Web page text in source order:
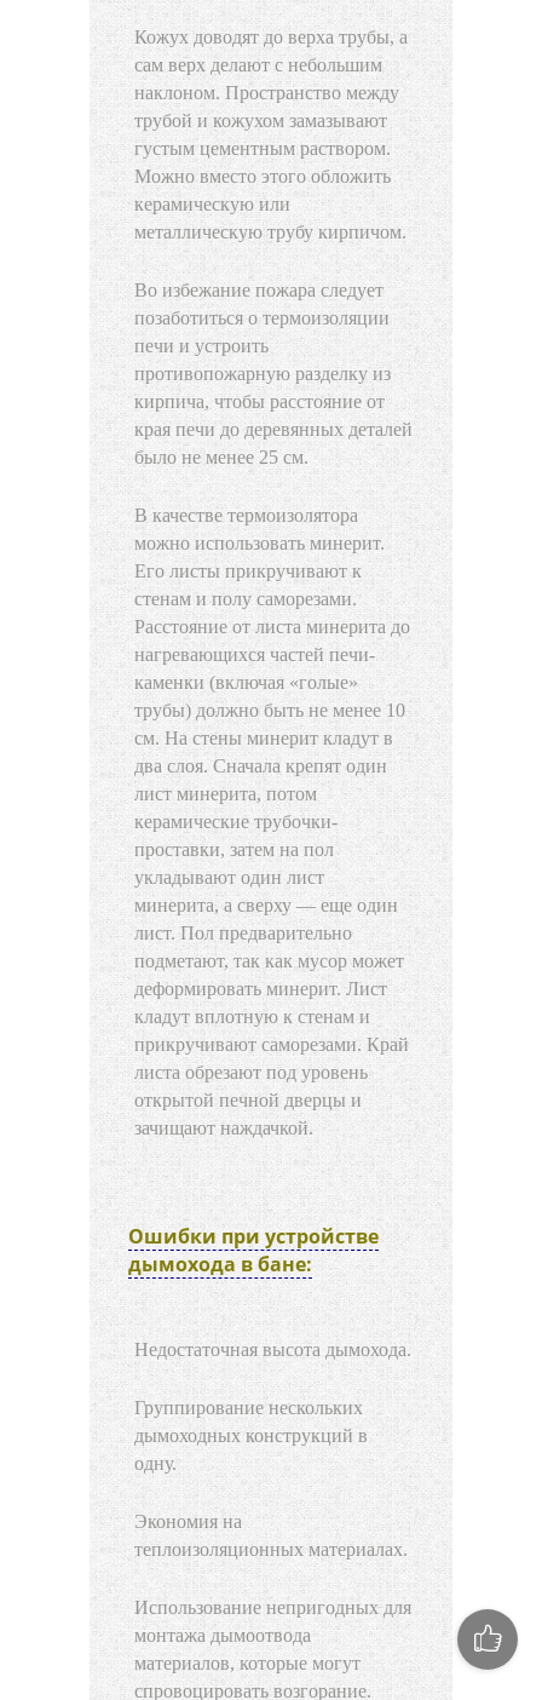
Кожух доводят до верха трубы, а
сам верх делают с небольшим
наклоном. Пространство между
трубой и кожухом замазывают
густым цементным раствором.
Можно вместо этого обложить
керамическую или
металлическую трубу кирпичом.
Во избежание пожара следует
позаботиться о термоизоляции
печи и устроить
противопожарную разделку из
кирпича, чтобы расстояние от
края печи до деревянных деталей
было не менее 25 см.
В качестве термоизолятора
можно использовать минерит.
Его листы прикручивают к
стенам и полу саморезами.
Расстояние от листа минерита до
нагревающихся частей печи-
каменки (включая «голые»
трубы) должно быть не менее 10
см. На стены минерит кладут в
два слоя. Сначала крепят один
лист минерита, потом
керамические трубочки-
проставки, затем на пол
укладывают один лист
минерита, а сверху — еще один
лист. Пол предварительно
подметают, так как мусор может
деформировать минерит. Лист
кладут вплотную к стенам и
прикручивают саморезами. Край
листа обрезают под уровень
открытой печной дверцы и
зачищают наждачкой.
Ошибки при устройстве
дымохода в бане:
Недостаточная высота дымохода.
Группирование нескольких
дымоходных конструкций в
одну.
Экономия на
теплоизоляционных материалах.
Использование непригодных для
монтажа дымоотвода
материалов, которые могут
спровоцировать возгорание.